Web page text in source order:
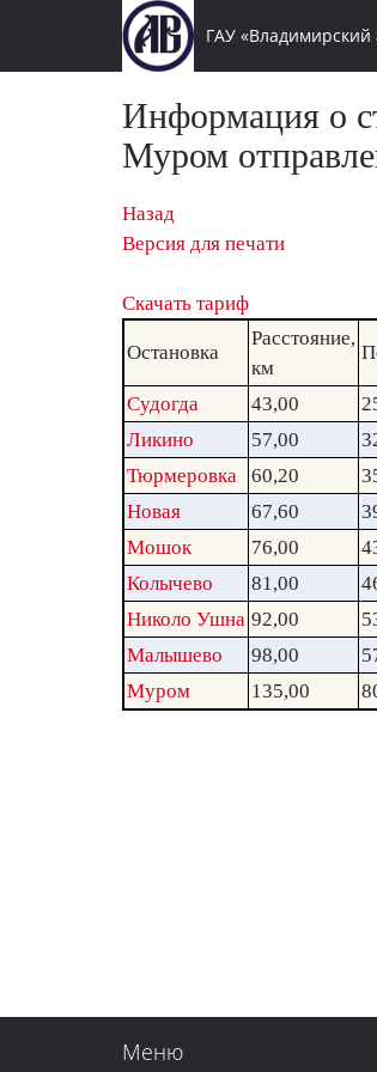
ГАУ «Владимирский
Информация о
Муром
Назад
Версия для печати
Скачать тариф
Остановка
Расстояние,
км
Судогда
43,00
Ликино
57,00
Тюрмеровка
60,20
Новая
67,60
Мошок
76,00
Колычево
81,00
Николо Ушна 92,00
Малышево
98,00
Муром
135,00
Меню